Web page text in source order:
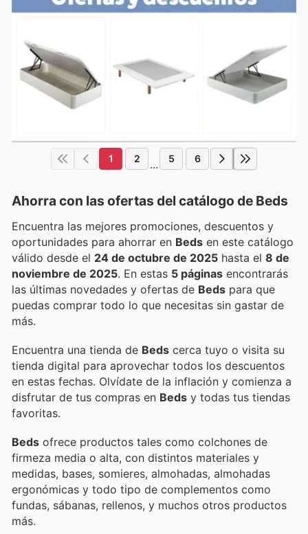
1 2 ... 5 6
Ahorra con las ofertas del catálogo de Beds
Encuentra las mejores promociones, descuentos y
oportunidades para ahorrar en Beds en este catálogo
válido desde el 24 de octubre de 2025 hasta el 8 de
noviembre de 2025 . En estas 5 páginas encontrarás
las últimas novedades y ofertas de Beds para que
puedas comprar todo lo que necesitas sin gastar de
más.
Encuentra una tienda de Beds cerca tuyo o visita su
tienda digital para aprovechar todos los descuentos
en estas fechas. Olvídate de la inflación y comienza a
disfrutar de tus compras en Beds y todas tus tiendas
favoritas.
Beds ofrece productos tales como colchones de
firmeza media o alta, con distintos materiales y
medidas, bases, somieres, almohadas, almohadas
ergonómicas y todo tipo de complementos como
fundas, sábanas, rellenos, y muchos otros productos
más.